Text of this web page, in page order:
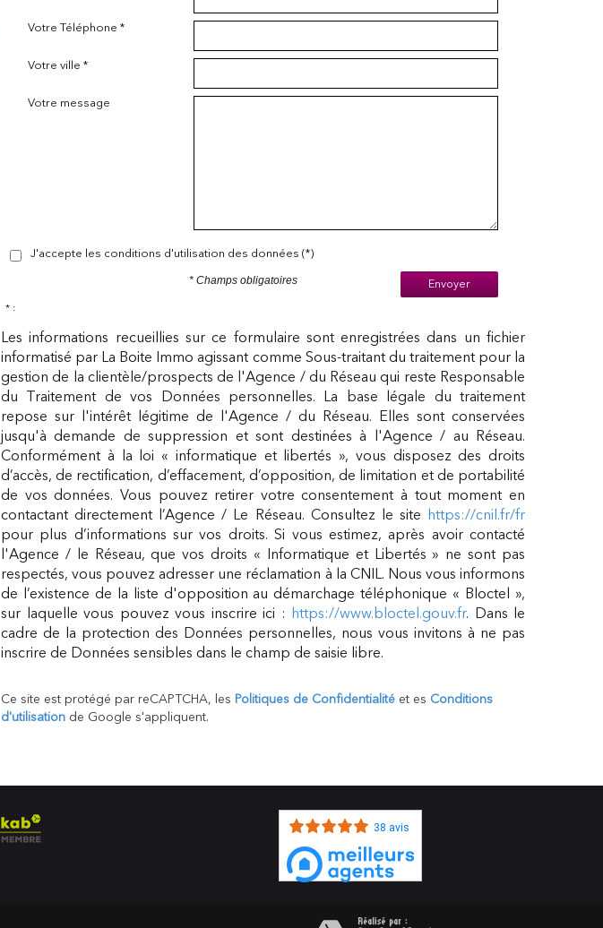
Votre Téléphone *
Votre ville *
Votre message
J'accepte les conditions d'utilisation des données (*)
Envoyer
* Champs obligatoires
* :
Les informations recueillies sur ce formulaire sont enregistrées dans un fichier
informatisé par La Boite Immo agissant comme Sous-traitant du traitement pour la
gestion de la clientèle/prospects de l'Agence / du Réseau qui reste Responsable
du Traitement de vos Données personnelles. La base légale du traitement
repose sur l'intérêt légitime de l'Agence / du Réseau. Elles sont conservées
jusqu'à demande de suppression et sont destinées à l'Agence / au Réseau.
Conformément à la loi « informatique et libertés », vous disposez des droits
d’accès, de rectification, d’effacement, d’opposition, de limitation et de portabilité
de vos données. Vous pouvez retirer votre consentement à tout moment en
contactant directement l’Agence / Le Réseau. Consultez le site
https://cnil.fr/fr
pour plus d’informations sur vos droits. Si vous estimez, après avoir contacté
l'Agence / le Réseau, que vos droits « Informatique et Libertés » ne sont pas
respectés, vous pouvez adresser une réclamation à la CNIL. Nous vous informons
de l’existence de la liste d'opposition au démarchage téléphonique « Bloctel »,
sur laquelle vous pouvez vous inscrire ici :
https://www.bloctel.gouv.fr. Dans le
cadre de la protection des Données personnelles, nous vous invitons à ne pas
inscrire de Données sensibles dans le champ de saisie libre.
Ce site est protégé par reCAPTCHA, les Politiques de Confidentialité et es Conditions
d'utilisation de Google s'appliquent.
38 avis